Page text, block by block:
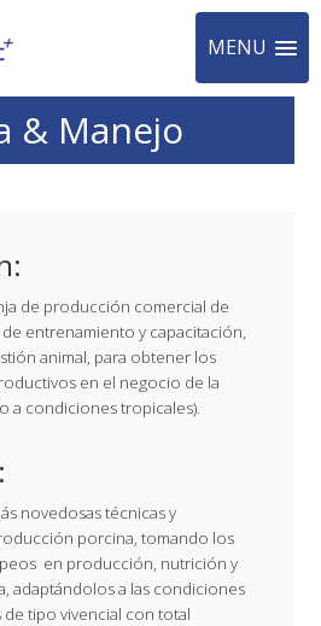
MENU
& Manejo
de producción comercial de
entrenamiento y capacitación,
animal, para obtener los
en el negocio de la
a condiciones tropicales).
novedosas técnicas y
porcina, tomando los
en producción, nutrición y
adaptándolos a las condiciones
de tipo vivencial con total